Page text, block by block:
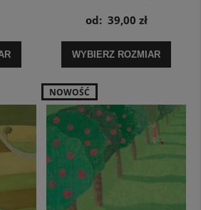
od: 39,00 zł
WYBIERZ ROZMIAR
NOWOŚĆ